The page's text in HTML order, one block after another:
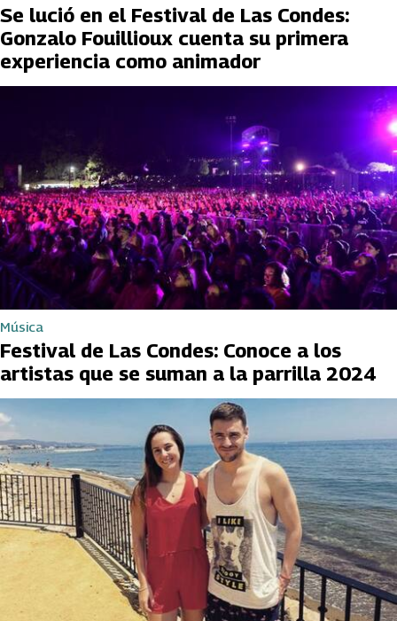
Se lució en el Festival de Las Condes:
Gonzalo Fouillioux cuenta su primera
experiencia como animador
Música
Festival de Las Condes: Conoce a los
artistas que se suman a la parrilla 2024